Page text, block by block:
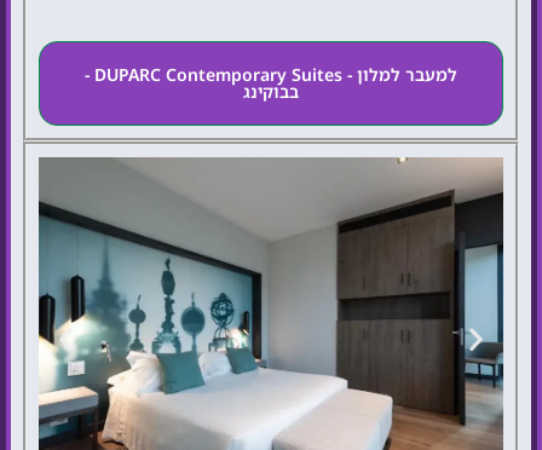
למעבר למלון - DUPARC Contemporary Suites -
בבוקינג